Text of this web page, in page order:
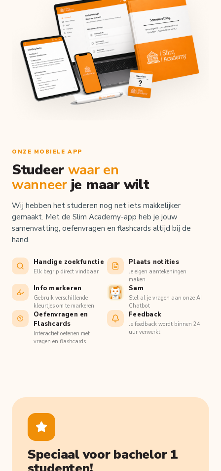
ONZE MOBIELE APP
Studeer waar en
wanneerje maar wilt
Wij hebben het studeren nog net iets makkelijker
gemaakt. Met de Slim Academy-app heb je jouw
samenvatting, oefenvragen en flashcards altijd bij de
hand.
Handige zoekfunctie
Elk begrip direct vindbaar
Plaats notities
Je eigen aantekeningen
maken
Info markeren
Gebruik verschillende
kleurtjes om te markeren
Sam
Stel al je vragen aan onze AI
Chatbot
Oefenvragen en
Flashcards
Interactief oefenen met
vragen en flashcards
Feedback
Je feedback wordt binnen 24
uur verwerkt
Speciaal voor bachelor 1